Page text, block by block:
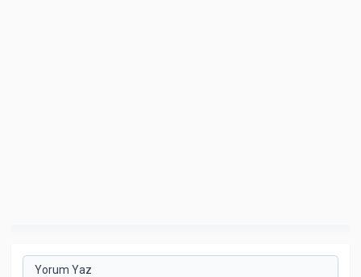
Yorum Yaz